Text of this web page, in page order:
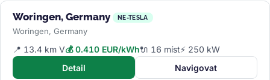
Woringen, Germany NE-TESLA
Woringen, Germany
📍 13.4 km V💰 0.410 EUR/kWh🔌 16 míst⚡ 250 kW
Detail
Navigovat